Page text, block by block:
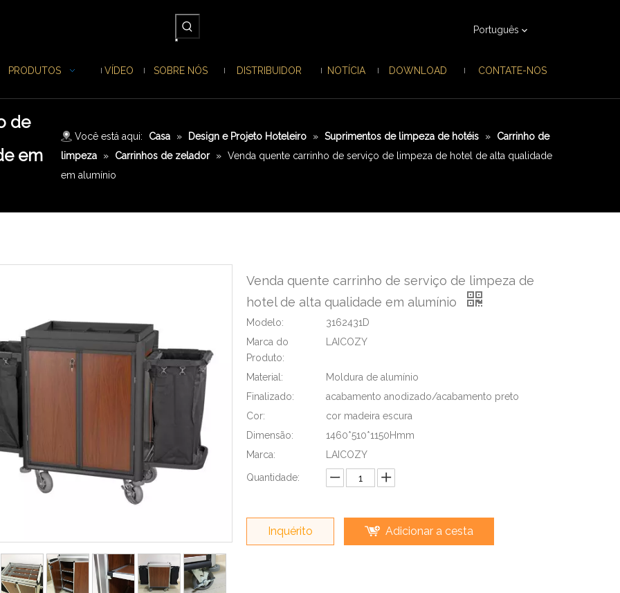
Português
PRODUTOS VÍDEO SOBRE NÓS DISTRIBUIDOR NOTÍCIA DOWNLOAD CONTATE-NOS
de
em
Você está aqui: Casa » Design e Projeto Hoteleiro » Suprimentos de limpeza de hotéis »
Carrinho de
limpeza
» Carrinhos de zelador » Venda quente carrinho de serviço de limpeza de hotel de alta qualidade
em alumínio
Venda quente carrinho de serviço de limpeza de
hotel de alta qualidade em alumínio
Modelo:
3162431D
Marca do
Produto:
LAICOZY
Material:
Moldura de alumínio
Finalizado:
acabamento anodizado/acabamento preto
Cor:
cor madeira escura
Dimensão:
1460*510*1150Hmm
Marca:
LAICOZY
Quantidade:
Inquérito Adicionar a cesta